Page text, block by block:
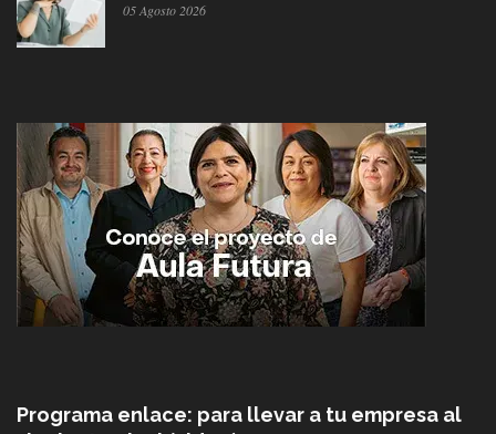
05 Agosto 2026
Programa enlace: para llevar a tu empresa al